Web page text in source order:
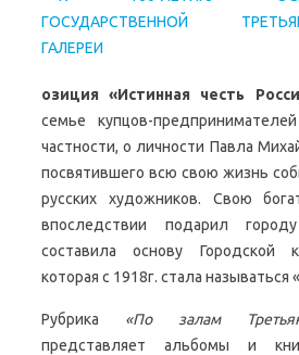
озиция «Истинная честь
семье купцов-
частности, о личности Павла
посвятившего всю свою жизнь
русских художников. Свою
впоследствии подарил
составила основу Городской
которая с 1918г. стала называться
Рубрика «По залам
представляет альбомы и